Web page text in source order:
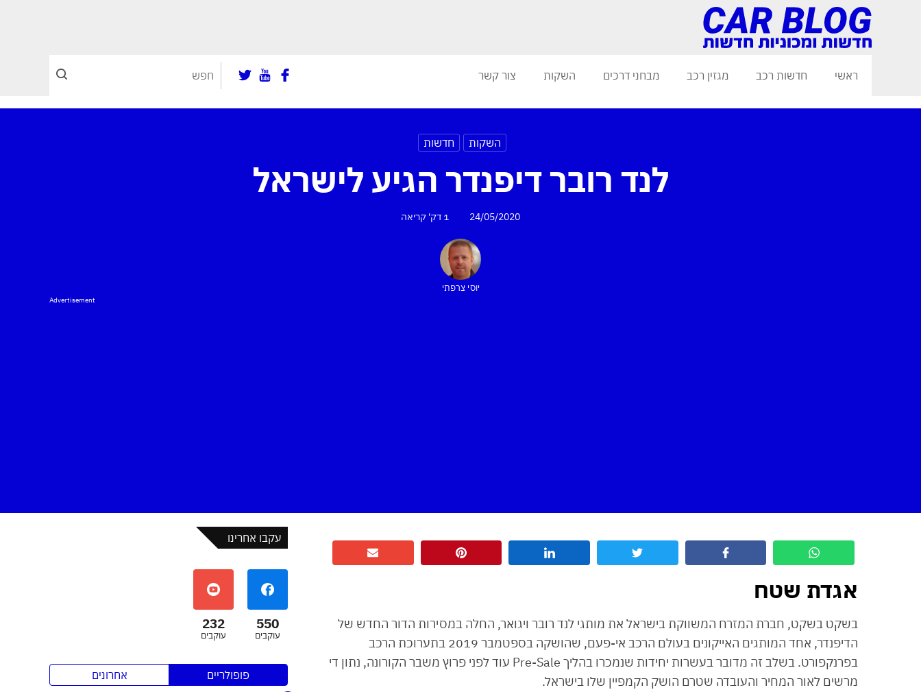
ראשי חדשות רכב מגזין רכב מבחני דרכים השקות צור קשר
השקות חדשות
לנד רובר דיפנדר הגיע לישראל
24/05/2020 1 דק' קריאה
יוסי צרפתי
Advertisement
אגדת שטח
בשקט בשקט, חברת המזרח המשווקת בישראל את מותגי לנד רובר ויגואר, החלה במסירות הדור החדש של
הדיפנדר, אחד המותגים האייקונים בעולם הרכב אי-פעם, שהושקה בספטמבר 2019 בתערוכת הרכב
בפרנקפורט. בשלב זה מדובר בעשרות יחידות שנמכרו בהליך Pre-Sale עוד לפני פרוץ משבר הקורונה, נתון די
מרשים לאור המחיר והעובדה שטרם הושק הקמפיין שלו בישראל.
עקבו אחרינו
550
עוקבים
232
עוקבים
פופולריים
אחרונים